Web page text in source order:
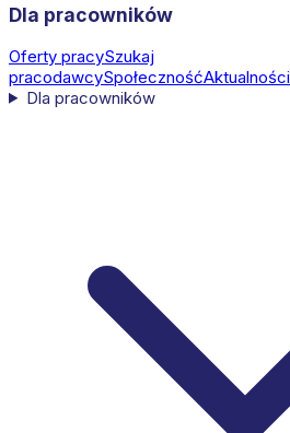
Dla pracowników
Oferty pracySzukaj
pracodawcySpołecznośćAktualności
Dla pracowników